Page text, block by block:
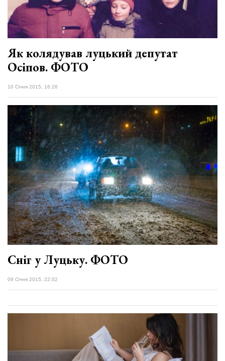
Як колядував луцький депутат
Осіпов. ФОТО
10 Січня 2015, 16:26
Сніг у Луцьку. ФОТО
09 Січня 2015, 22:02